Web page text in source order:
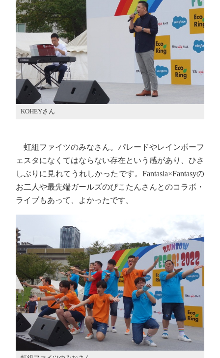
KOHEYさん
虹組ファイツのみなさん。パレードやレインボーフ
ェスタになくてはならない存在という感があり、ひさ
しぶりに見れてうれしかったです。Fantasia×Fantasyの
お二人や最先端ガールズのぴこたんさんとのコラボ・
ライブもあって、よかったです。